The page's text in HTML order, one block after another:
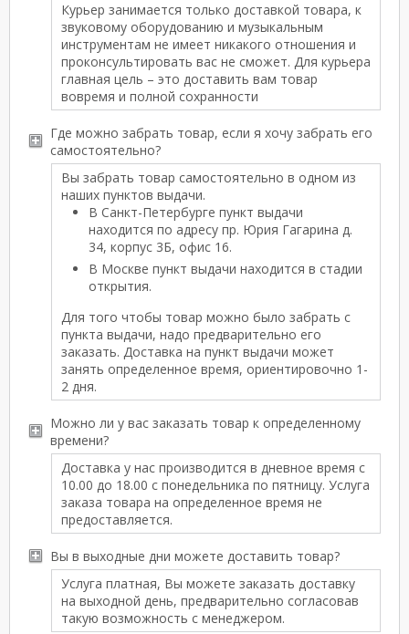
Курьер занимается только доставкой товара, к
звуковому оборудованию и музыкальным
инструментам не имеет никакого отношения и
проконсультировать вас не сможет. Для курьера
главная цель – это доставить вам товар
вовремя и полной сохранности
Где можно забрать товар, если я хочу забрать его
самостоятельно?
Вы забрать товар самостоятельно в одном из
наших пунктов выдачи.
В Санкт-Петербурге пункт выдачи
находится по адресу пр. Юрия Гагарина д.
34, корпус 3Б, офис 16.
В Москве пункт выдачи находится в стадии
открытия.
Для того чтобы товар можно было забрать с
пункта выдачи, надо предварительно его
заказать. Доставка на пункт выдачи может
занять определенное время, ориентировочно 1-
2 дня.
Можно ли у вас заказать товар к определенному
времени?
Доставка у нас производится в дневное время с
10.00 до 18.00 с понедельника по пятницу. Услуга
заказа товара на определенное время не
предоставляется.
Вы в выходные дни можете доставить товар?
Услуга платная, Вы можете заказать доставку
на выходной день, предварительно согласовав
такую возможность с менеджером.